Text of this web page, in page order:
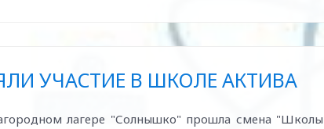
УЧАСТИЕ В ШКОЛЕ АКТИВА
лагере "Солнышко" прошла смена "Школы